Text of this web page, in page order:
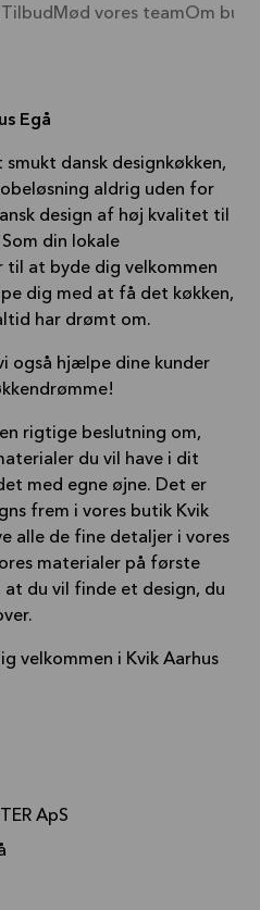
Tilbud Mød vores teamOm
Egå
smukt dansk designkøkken,
aldrig uden for
design af høj kvalitet til
din lokale
til at byde dig velkommen
dig med at få det køkken,
har drømt om.
også hjælpe dine kunder
rigtige beslutning om,
du vil have i dit
med egne øjne. Det er
frem i vores butik Kvik
alle de fine detaljer i vores
materialer på første
at du vil finde et design, du
velkommen i Kvik Aarhus
ApS